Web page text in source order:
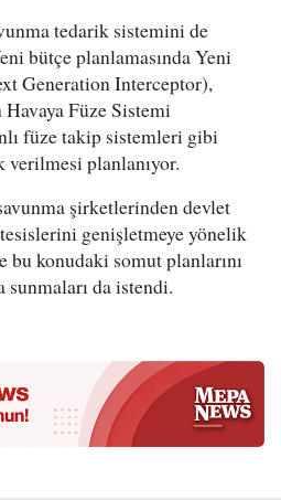
tedarik sistemini de
bütçe planlamasında Yeni
Generation Interceptor),
Füze Sistemi
füze takip sistemleri gibi
planlanıyor.
şirketlerinden devlet
genişletmeye yönelik
bu konudaki somut planlarını
sunmaları da istendi.